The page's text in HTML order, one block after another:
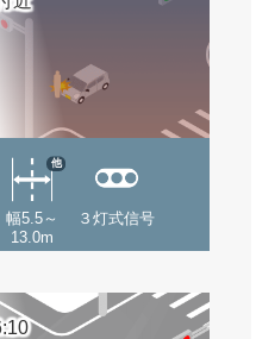
幅5.5～
13.0m
他
３灯式信号